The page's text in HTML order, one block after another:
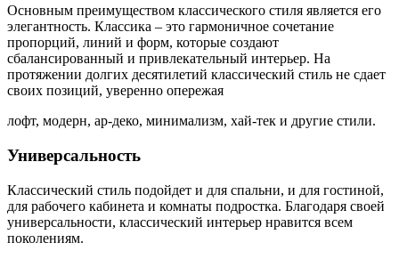
Основным преимуществом классического стиля является его
элегантность. Классика – это гармоничное сочетание
пропорций, линий и форм, которые создают
сбалансированный и привлекательный интерьер. На
протяжении долгих десятилетий классический стиль не сдает
своих позиций, уверенно опережая
лофт, модерн, ар-деко, минимализм, хай-тек и другие стили.
Универсальность
Классический стиль подойдет и для спальни, и для гостиной,
для рабочего кабинета и комнаты подростка. Благодаря своей
универсальности, классический интерьер нравится всем
поколениям.